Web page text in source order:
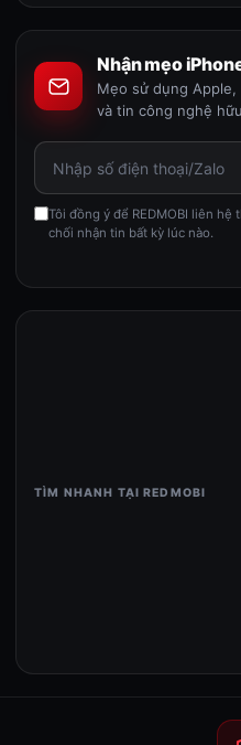
Nhận mẹo
Mẹo sử dụng
và tin công nghệ
Tôi đồng ý để REDMOBI liên hệ
chối nhận tin bất kỳ lúc nào.
TÌM NHANH TẠI REDMOBI